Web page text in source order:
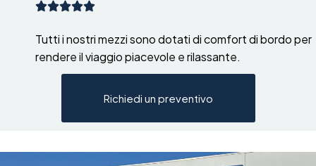
Tutti i nostri mezzi sono dotati di comfort di bordo per
rendere il viaggio piacevole e rilassante.
Richiedi un preventivo